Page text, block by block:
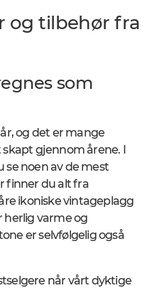
og tilbehør fra
som
og det er mange
gjennom årene. I
se noen av de mest
finner du alt fra
ikoniske vintageplagg
herlig varme og
er selvfølgelig også
når vårt dyktige